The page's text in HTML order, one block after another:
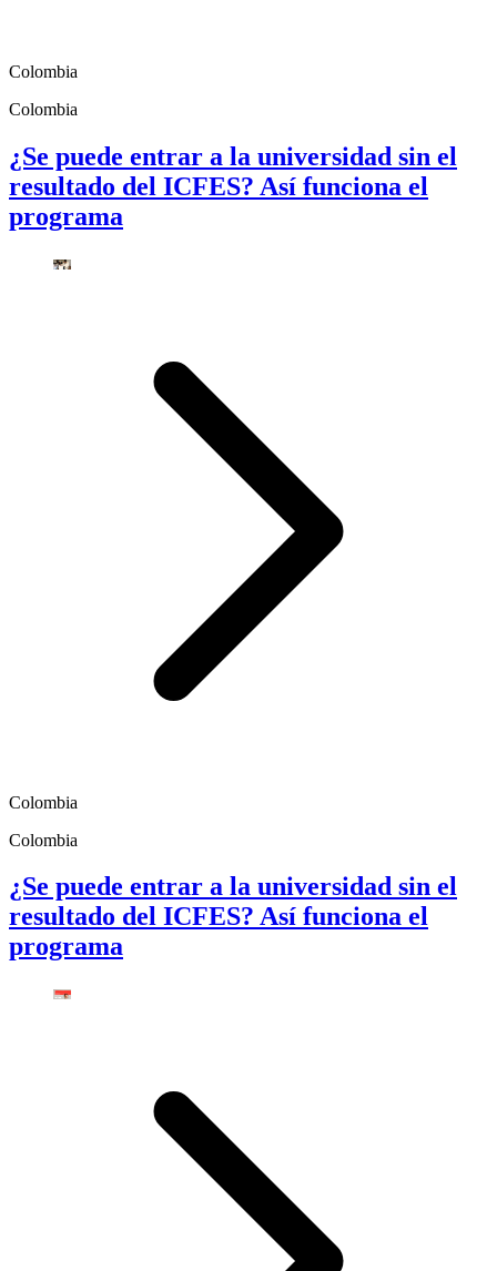
Colombia
Colombia
¿Se puede entrar a la universidad sin el
resultado del ICFES? Así funciona el
programa
Colombia
Colombia
¿Se puede entrar a la universidad sin el
resultado del ICFES? Así funciona el
programa